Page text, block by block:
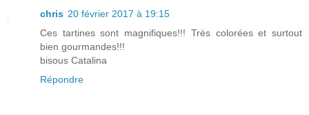
chris 20 février 2017 à 19:15
Ces tartines sont magnifiques!!! Très colorées et surtout
bien gourmandes!!!
bisous Catalina
Répondre